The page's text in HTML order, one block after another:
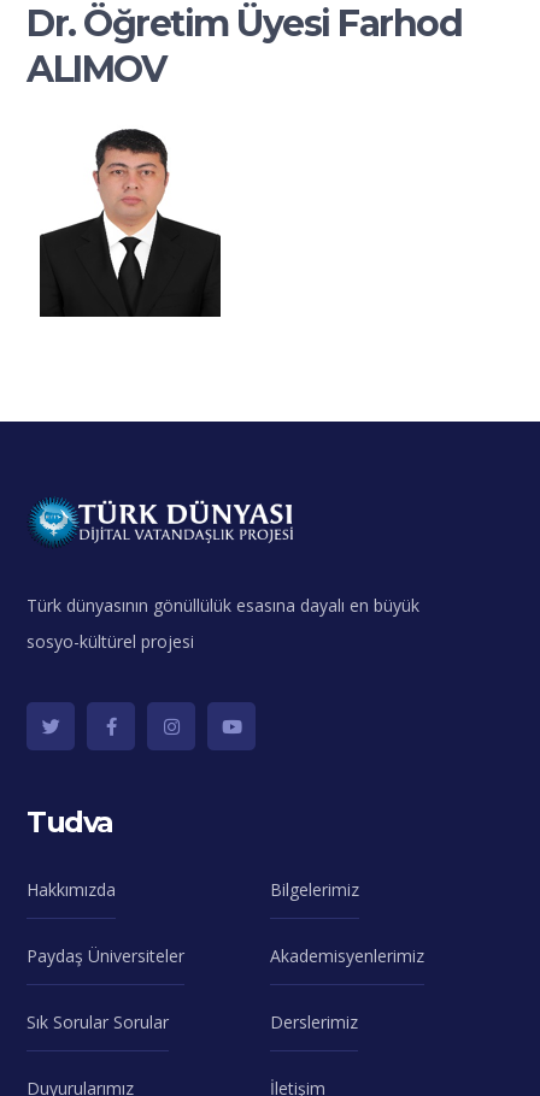
Dr. Öğretim Üyesi Farhod
ALIMOV
Türk dünyasının gönüllülük esasına dayalı en büyük
sosyo-kültürel projesi
Tudva
Hakkımızda Bilgelerimiz
Paydaş Üniversiteler Akademisyenlerimiz
Sık Sorular Sorular Derslerimiz
Duyurularımız İletişim